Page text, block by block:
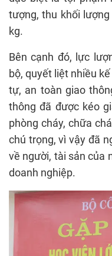
tượng, thu khối
kg.
Bên cạnh đó, lực
bộ, quyết liệt nhiều
tự, an toàn giao
thông đã được kéo
phòng cháy, chữa
chú trọng, vì vậy đã
về người, tài sản của
doanh nghiệp.